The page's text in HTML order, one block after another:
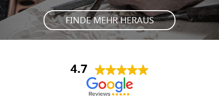
FINDE MEHR HERAUS
4.7